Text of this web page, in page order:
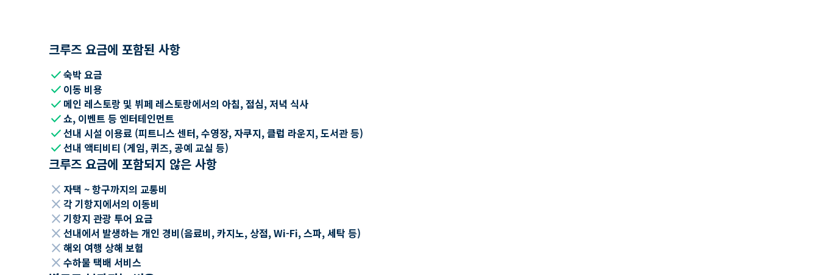
크루즈 요금에 포함된 사항
check숙박 요금
check 이동 비용
check 메인 레스토랑 및 뷔페 레스토랑에서의 아침, 점심, 저녁 식사
check쇼, 이벤트 등 엔터테인먼트
check선내 시설 이용료 (피트니스 센터, 수영장, 자쿠지, 클럽 라운지, 도서관 등)
check선내 액티비티 (게임, 퀴즈, 공예 교실 등)
크루즈 요금에 포함되지 않은 사항
close 자택 ~ 항구까지의 교통비
close 각 기항지에서의 이동비
close 기항지 관광 투어 요금
close 선내에서 발생하는 개인 경비(음료비, 카지노, 상점, Wi-Fi, 스파, 세탁 등)
close 해외 여행 상해 보험
close 수하물 택배 서비스